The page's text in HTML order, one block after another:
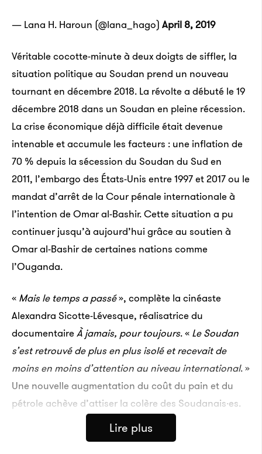
— Lana H. Haroun (@lana_hago) April 8, 2019
Véritable cocotte-minute à deux doigts de siffler, la
situation politique au Soudan prend un nouveau
tournant en décembre 2018. La révolte a débuté le 19
décembre 2018 dans un Soudan en pleine récession.
La crise économique déjà difficile était devenue
intenable et accumule les facteurs : une inflation de
70 % depuis la sécession du Soudan du Sud en
2011, l’embargo des États-Unis entre 1997 et 2017 ou le
mandat d’arrêt de la Cour pénale internationale à
l’intention de Omar al-Bashir. Cette situation a pu
continuer jusqu’à aujourd’hui grâce au soutien à
Omar al-Bashir de certaines nations comme
l’Ouganda.
« Mais le temps a passé», complète la cinéaste
Alexandra Sicotte-Lévesque, réalisatrice du
documentaire À jamais, pour toujours. « Le Soudan
s’est retrouvé de plus en plus isolé et recevait de
moins en moins d’attention au niveau international. »
Une nouvelle augmentation du coût du pain et du
pétrole achève d’attiser la colère des Soudanais·es.
Les Soudanais·es descendent alors en masse dans
Lire plus